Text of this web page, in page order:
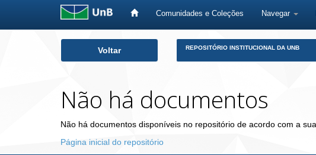
Comunidades e Coleções Navegar
Voltar REPOSITÓRIO INSTITUCIONAL DA UNB
Não há documentos
Não há documentos disponíveis no repositório de acordo com a
Página inicial do repositório